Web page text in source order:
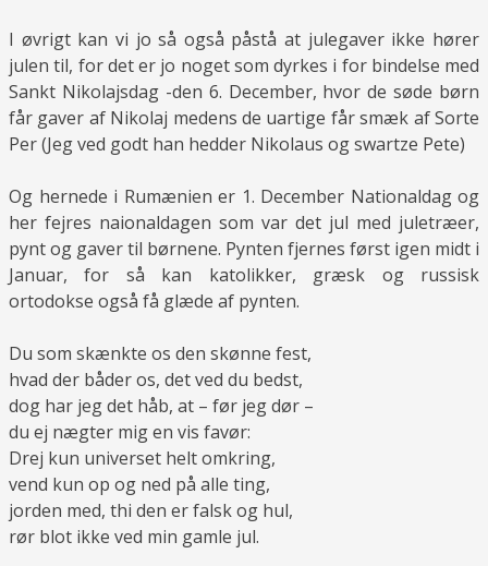
I øvrigt kan vi jo så også påstå at julegaver ikke hører
julen til, for det er jo noget som dyrkes i for bindelse med
Sankt Nikolajsdag -den 6. December, hvor de søde børn
får gaver af Nikolaj medens de uartige får smæk af Sorte
Per (Jeg ved godt han hedder Nikolaus og swartze Pete)
Og hernede i Rumænien er 1. December Nationaldag og
her fejres naionaldagen som var det jul med juletræer,
pynt og gaver til børnene. Pynten fjernes først igen midt i
Januar, for så kan katolikker, græsk og russisk
ortodokse også få glæde af pynten.
Du som skænkte os den skønne fest,
hvad der båder os, det ved du bedst,
dog har jeg det håb, at – før jeg dør –
du ej nægter mig en vis favør:
Drej kun universet helt omkring,
vend kun op og ned på alle ting,
jorden med, thi den er falsk og hul,
rør blot ikke ved min gamle jul.